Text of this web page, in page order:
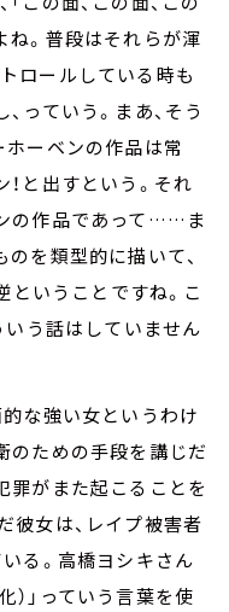
ね。普段はそれらが渾
ロールしている時も
っていう。まあ、そう
ホーベンの作品は常
と出すという。それ
の作品であって……ま
を類型的に描いて、
ということですね。こ
いう話はしていません
的な強い女というわけ
ための手段を講じだ
罪がまた起こることを
彼女は、レイプ被害者
る。高橋ヨシキさん
」っていう言葉を使